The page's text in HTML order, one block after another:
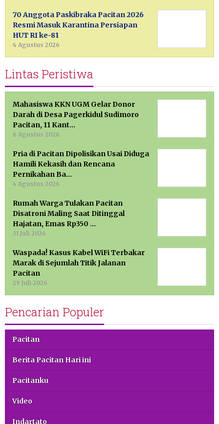
70 Anggota Paskibraka Pacitan 2026
Resmi Masuk Karantina Persiapan
HUT RI ke-81
4 Agustus 2026
Lintas Peristiwa
Mahasiswa KKN UGM Gelar Donor
Darah di Desa Pagerkidul Sudimoro
Pacitan, 11 Kant…
6 Agustus 2026
Pria di Pacitan Dipolisikan Usai Diduga
Hamili Kekasih dan Rencana
Pernikahan Ba…
4 Agustus 2026
Rumah Warga Tulakan Pacitan
Disatroni Maling Saat Ditinggal
Hajatan, Emas Rp350 …
31 Juli 2026
Waspada! Kasus Kabel WiFi Terbakar
Marak di Sejumlah Titik Jalanan
Pacitan
29 Juli 2026
Pencarian Populer
Pacitan
Berita Pacitan Hari ini
Pacitanku
Video
Indartato